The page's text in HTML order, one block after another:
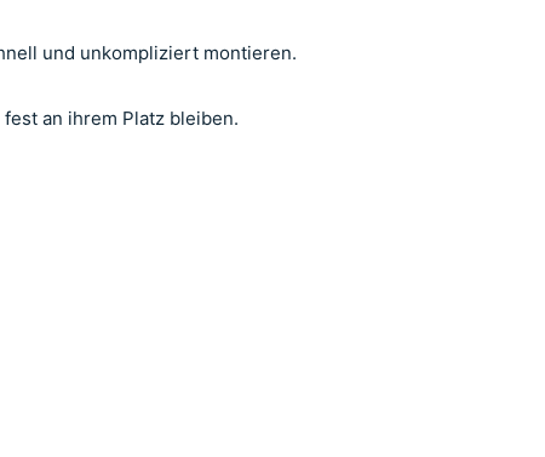
und unkompliziert montieren.
an ihrem Platz bleiben.